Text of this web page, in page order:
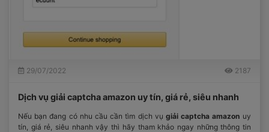
29/07/2022 2187
Dịch vụ giải captcha amazon uy tín, giá rẻ, siêu nhanh
Nếu bạn đang có nhu cầu cần tìm dịch vụ giải captcha amazon uy
tín, giá rẻ, siêu nhanh vậy thì hãy tham khảo ngay những thông tin